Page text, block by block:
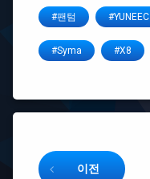
#팬텀 #YUNEEC
#Syma #X8
이전